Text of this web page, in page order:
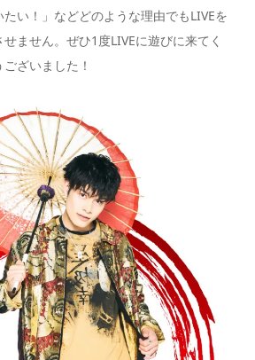
い！」などどのような理由でもLIVEを
ません。ぜひ1度LIVEに遊びに来てく
ざいました！